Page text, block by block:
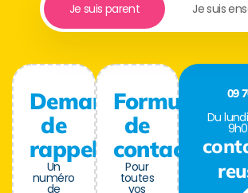
Je suis parent Je suis
Demande
de
rappel
Un
numéro
de
Formulaire
de
contact
Pour
toutes
vos
09
Du